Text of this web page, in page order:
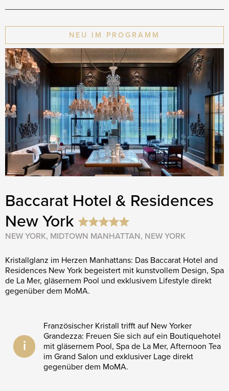
NEU IM PROGRAMM
Baccarat Hotel & Residences
New York
NEW YORK, MIDTOWN MANHATTAN, NEW YORK
Kristallglanz im Herzen Manhattans: Das Baccarat Hotel and
Residences New York begeistert mit kunstvollem Design, Spa
de La Mer, gläsernem Pool und exklusivem Lifestyle direkt
gegenüber dem MoMA.
i
Französischer Kristall trifft auf New Yorker
Grandezza: Freuen Sie sich auf ein Boutiquehotel
mit gläsernem Pool, Spa de La Mer, Afternoon Tea
im Grand Salon und exklusiver Lage direkt
gegenüber dem MoMA.